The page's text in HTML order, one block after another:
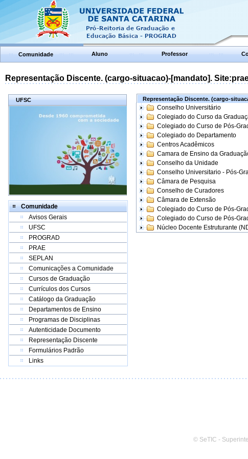
Comunidade Aluno Professor
Representação Discente. (cargo-situacao)-[mandato].
UFSC
Comunidade
Avisos Gerais
UFSC
PROGRAD
PRAE
SEPLAN
Comunicações a Comunidade
Cursos de Graduação
Currículos dos Cursos
Catálogo da Graduação
Departamentos de Ensino
Programas de Disciplinas
Autenticidade Documento
Representação Discente
Formulários Padrão
Links
Representação Discente. (cargo-
Conselho Universitário
Colegiado do Curso da
Colegiado do Curso de Pós-
Colegiado do Departamento
Centros Acadêmicos
Camara de Ensino da
Conselho da Unidade
Conselho Universitario - Pós-
Câmara de Pesquisa
Conselho de Curadores
Câmara de Extensão
Colegiado do Curso de Pós-
Colegiado do Curso de Pós-
Núcleo Docente Estruturante
© SeTIC -